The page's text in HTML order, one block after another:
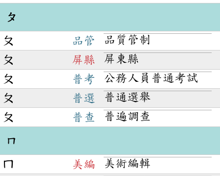
ㄆ
ㄆ 品管
品質管制
ㄆ
屏縣
屏東縣
ㄆ
普考
公務人員普通考試
ㄆ
普選
普通選舉
ㄆ
普查 普遍調查
ㄇ
ㄇ 美編
美術編輯